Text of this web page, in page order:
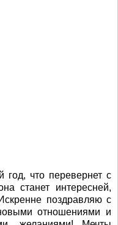
год, что перевернет с
станет интересней,
поздравляю с
отношениями и